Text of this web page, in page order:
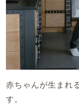
赤ちゃんが生まれ
す。